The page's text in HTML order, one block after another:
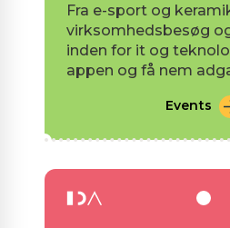
Fra e-sport og
virksomhedsbesøg
inden for it og
appen og få nem
Events